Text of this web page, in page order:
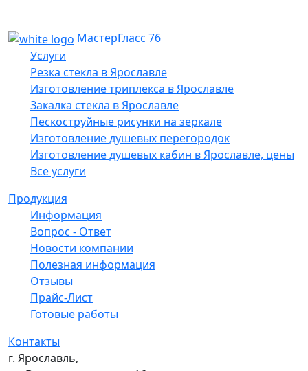
МастерГласс 76
Услуги
Резка стекла в Ярославле
Изготовление триплекса в Ярославле
Закалка стекла в Ярославле
Пескоструйные рисунки на зеркале
Изготовление душевых перегородок
Изготовление душевых кабин в Ярославле, цены
Все услуги
Продукция
Информация
Вопрос - Ответ
Новости компании
Полезная информация
Отзывы
Прайс-Лист
Готовые работы
Контакты
г. Ярославль,